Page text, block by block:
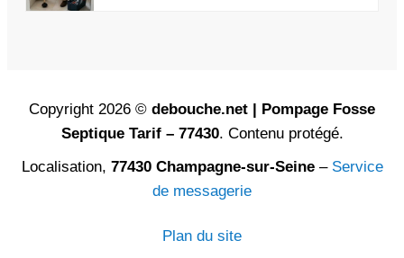
Copyright 2026 © debouche.net | Pompage Fosse
Septique Tarif – 77430. Contenu protégé.
Localisation, 77430 Champagne-sur-Seine– Service
de messagerie
Plan du site